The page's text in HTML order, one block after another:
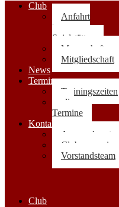
Club
Anfahrt
|
Spielstätten
Mannschaften
Mitgliedschaft
News
Termine
Trainingszeiten
alle
Termine
Kontakt
Ansprechpartner
Clubwegweiser
Vorstandsteam
Club